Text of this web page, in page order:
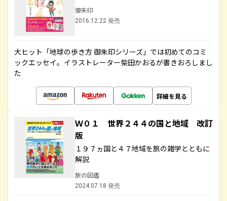
御朱印
2016.12.22 発売
大ヒット「地球の歩き方 御朱印シリーズ」では初めてのコミ
ックエッセイ。イラストレーター柴田かおるが書きおろしまし
た
詳細を見る
Ｗ０１ 世界２４４の国と地域 改訂
版
１９７ヵ国と４７地域を旅の雑学とともに
解説
旅の図鑑
2024.07.18 発売